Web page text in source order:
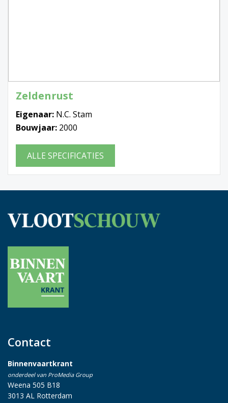
Zeldenrust
Eigenaar: N.C. Stam
Bouwjaar: 2000
ALLE SPECIFICATIES
Contact
Binnenvaartkrant
onderdeel van ProMedia Group
Weena 505 B18
3013 AL Rotterdam